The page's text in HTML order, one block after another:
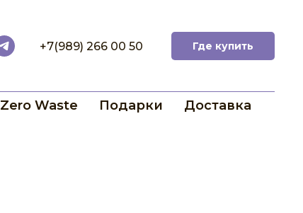
+7(989) 266 00 50 Где купить
Zero Waste Подарки
Доставка